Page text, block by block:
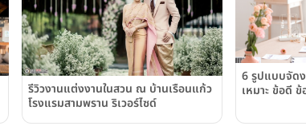
รีวิวงานแต่งงานในสวน ณ บ้านเรือนแก้ว
โรงแรมสามพราน ริเวอร์ไซด์
6 รูปแบบจัด
เหมาะ ข้อดี